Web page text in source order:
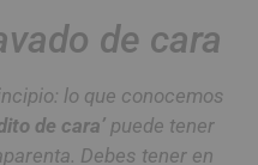
de cara
lo que conocemos
de cara’puede tener
Debes tener en